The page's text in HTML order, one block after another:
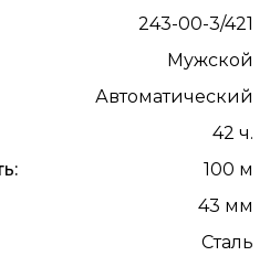
243-00-3/421
Мужской
Автоматический
42 ч.
100 м
43 мм
Сталь